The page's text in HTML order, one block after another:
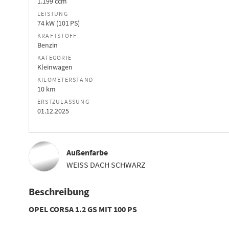
LEISTUNG
74 kW (101 PS)
KRAFTSTOFF
Benzin
KATEGORIE
Kleinwagen
KILOMETERSTAND
10 km
ERSTZULASSUNG
01.12.2025
Außenfarbe
WEISS DACH SCHWARZ
Beschreibung
OPEL CORSA 1.2 GS MIT 100 PS